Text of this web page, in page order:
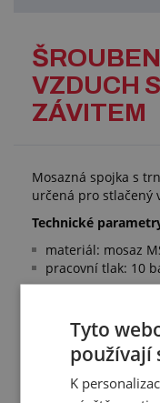
VZDUCH
ZÁVITEM
Mosazná spojka s
určená pro stlačený
Technické
materiál: mosaz
pracovní tlak: 10
Přehled
Pro hadici<br>s
vnitřním
Tyto
používají
K